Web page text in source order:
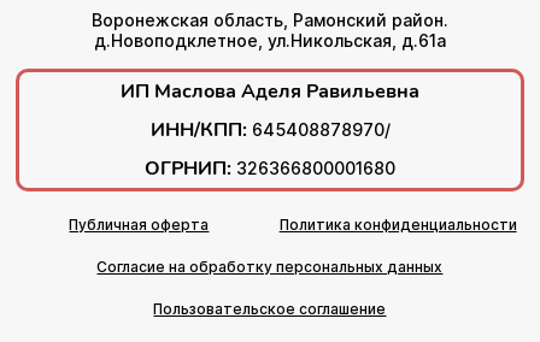
Воронежская область, Рамонский район.
д.Новоподклетное, ул.Никольская, д.61а
ИП Маслова Аделя Равильевна
ИНН/КПП: 645408878970/
ОГРНИП: 326366800001680
Публичная оферта Политика конфиденциальности
Согласие на обработку персональных данных
Пользовательское соглашение